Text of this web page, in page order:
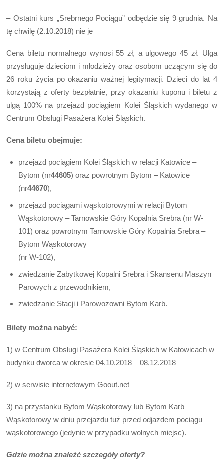
– Ostatni kurs „Srebrnego Pociągu” odbędzie się 9 grudnia. Na
tę chwilę (2.10.2018) nie je
Cena biletu normalnego wynosi 55 zł, a ulgowego 45 zł. Ulga
przysługuje dzieciom i młodzieży oraz osobom uczącym się do
26 roku życia po okazaniu ważnej legitymacji. Dzieci do lat 4
korzystają z oferty bezpłatnie, przy okazaniu kuponu i biletu z
ulgą 100% na przejazd pociągiem Kolei Śląskich wydanego w
Centrum Obsługi Pasażera Kolei Śląskich.
Cena biletu obejmuje:
przejazd pociągiem Kolei Śląskich w relacji Katowice –
Bytom (nr44605) oraz powrotnym Bytom – Katowice
(nr44670),
przejazd pociągami wąskotorowymi w relacji Bytom
Wąskotorowy – Tarnowskie Góry Kopalnia Srebra (nr W-
101) oraz powrotnym Tarnowskie Góry Kopalnia Srebra –
Bytom Wąskotorowy
(nr W-102),
zwiedzanie Zabytkowej Kopalni Srebra i Skansenu Maszyn
Parowych z przewodnikiem,
zwiedzanie Stacji i Parowozowni Bytom Karb.
Bilety można nabyć:
1) w Centrum Obsługi Pasażera Kolei Śląskich w Katowicach w
budynku dworca w okresie 04.10.2018 – 08.12.2018
2) w serwisie internetowym Goout.net
3) na przystanku Bytom Wąskotorowy lub Bytom Karb
Wąskotorowy w dniu przejazdu tuż przed odjazdem pociągu
wąskotorowego (jedynie w przypadku wolnych miejsc).
Gdzie można znaleźć szczegóły oferty?